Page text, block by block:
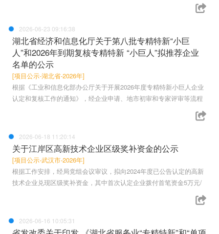
2026-06-23 09:16:38
湖北省经济和信息化厅关于第八批专精特新“小巨
人”和2026年到期复核专精特新 “小巨人”拟推荐企业
名单的公示
[项目公示-湖北省-2026年]
根据《工业和信息化部办公厅关于开展2026年度专精特新小巨人企业
认定和复核工作的通知》，经企业申请、地市初审和专家评审等流程
2026-06-18 11:20:14
关于江岸区高新技术企业区级奖补资金的公示
[项目公示-武汉市-2026年]
根据工作安排，经局党组会议审议，拟向2024年度已公告认定的高新
技术企业兑现区级奖补资金，其中首次认定企业拨付首笔资金5万元/
2026-06-16 10:05:31